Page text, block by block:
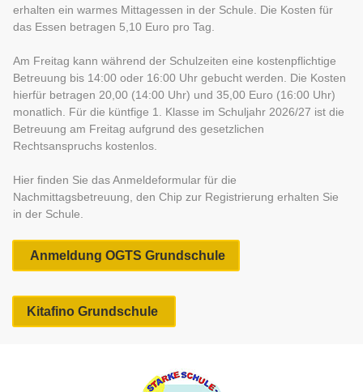
erhalten ein warmes Mittagessen in der Schule. Die Kosten für
das Essen betragen 5,10 Euro pro Tag.
Am Freitag kann während der Schulzeiten eine kostenpflichtige
Betreuung bis 14:00 oder 16:00 Uhr gebucht werden. Die Kosten
hierfür betragen 20,00 (14:00 Uhr) und 35,00 Euro (16:00 Uhr)
monatlich. Für die küntfige 1. Klasse im Schuljahr 2026/27 ist die
Betreuung am Freitag aufgrund des gesetzlichen
Rechtsanspruchs kostenlos.
Hier finden Sie das Anmeldeformular für die
Nachmittagsbetreuung, den Chip zur Registrierung erhalten Sie
in der Schule.
Anmeldung OGTS Grundschule
Kitafino Grundschule